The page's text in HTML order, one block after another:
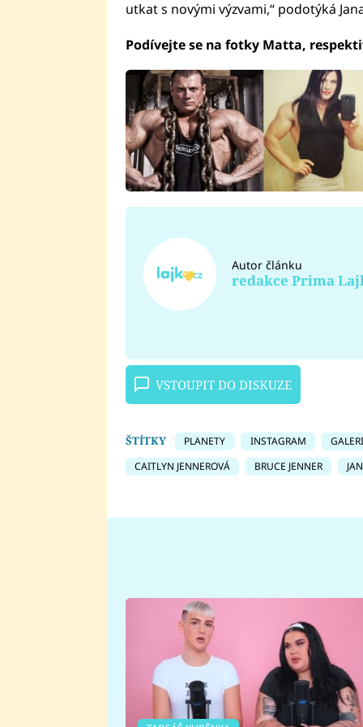
utkat s novými výzvami,“ podotýká
Podívejte se na fotky Matta,
Autor článku
redakce Prima
VSTOUPIT DO DISKUZE
ŠTÍTKY PLANETY INSTAGRAM
CAITLYN JENNEROVÁ
BRUCE JENNER